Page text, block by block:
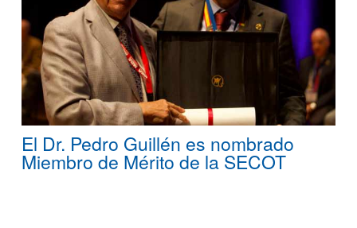
El Dr. Pedro Guillén es nombrado
Miembro de Mérito de la SECOT